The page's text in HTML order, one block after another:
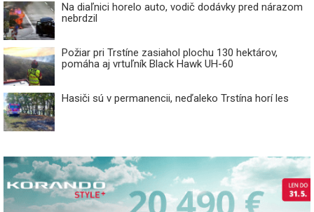
Na diaľnici horelo auto, vodič dodávky pred nárazom
nebrdzil
Požiar pri Trstíne zasiahol plochu 130 hektárov,
pomáha aj vrtuľník Black Hawk UH-60
Hasiči sú v permanencii, neďaleko Trstína horí les